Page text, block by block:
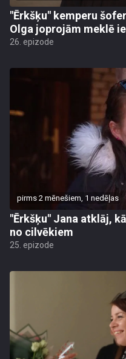
"Ērkšķu" kemperu
Olga joprojām meklē
26. epizode
pirms 2 mēnešiem, 1 nedēļas
"Ērkšķu" Jana atklāj,
no cilvēkiem
25. epizode